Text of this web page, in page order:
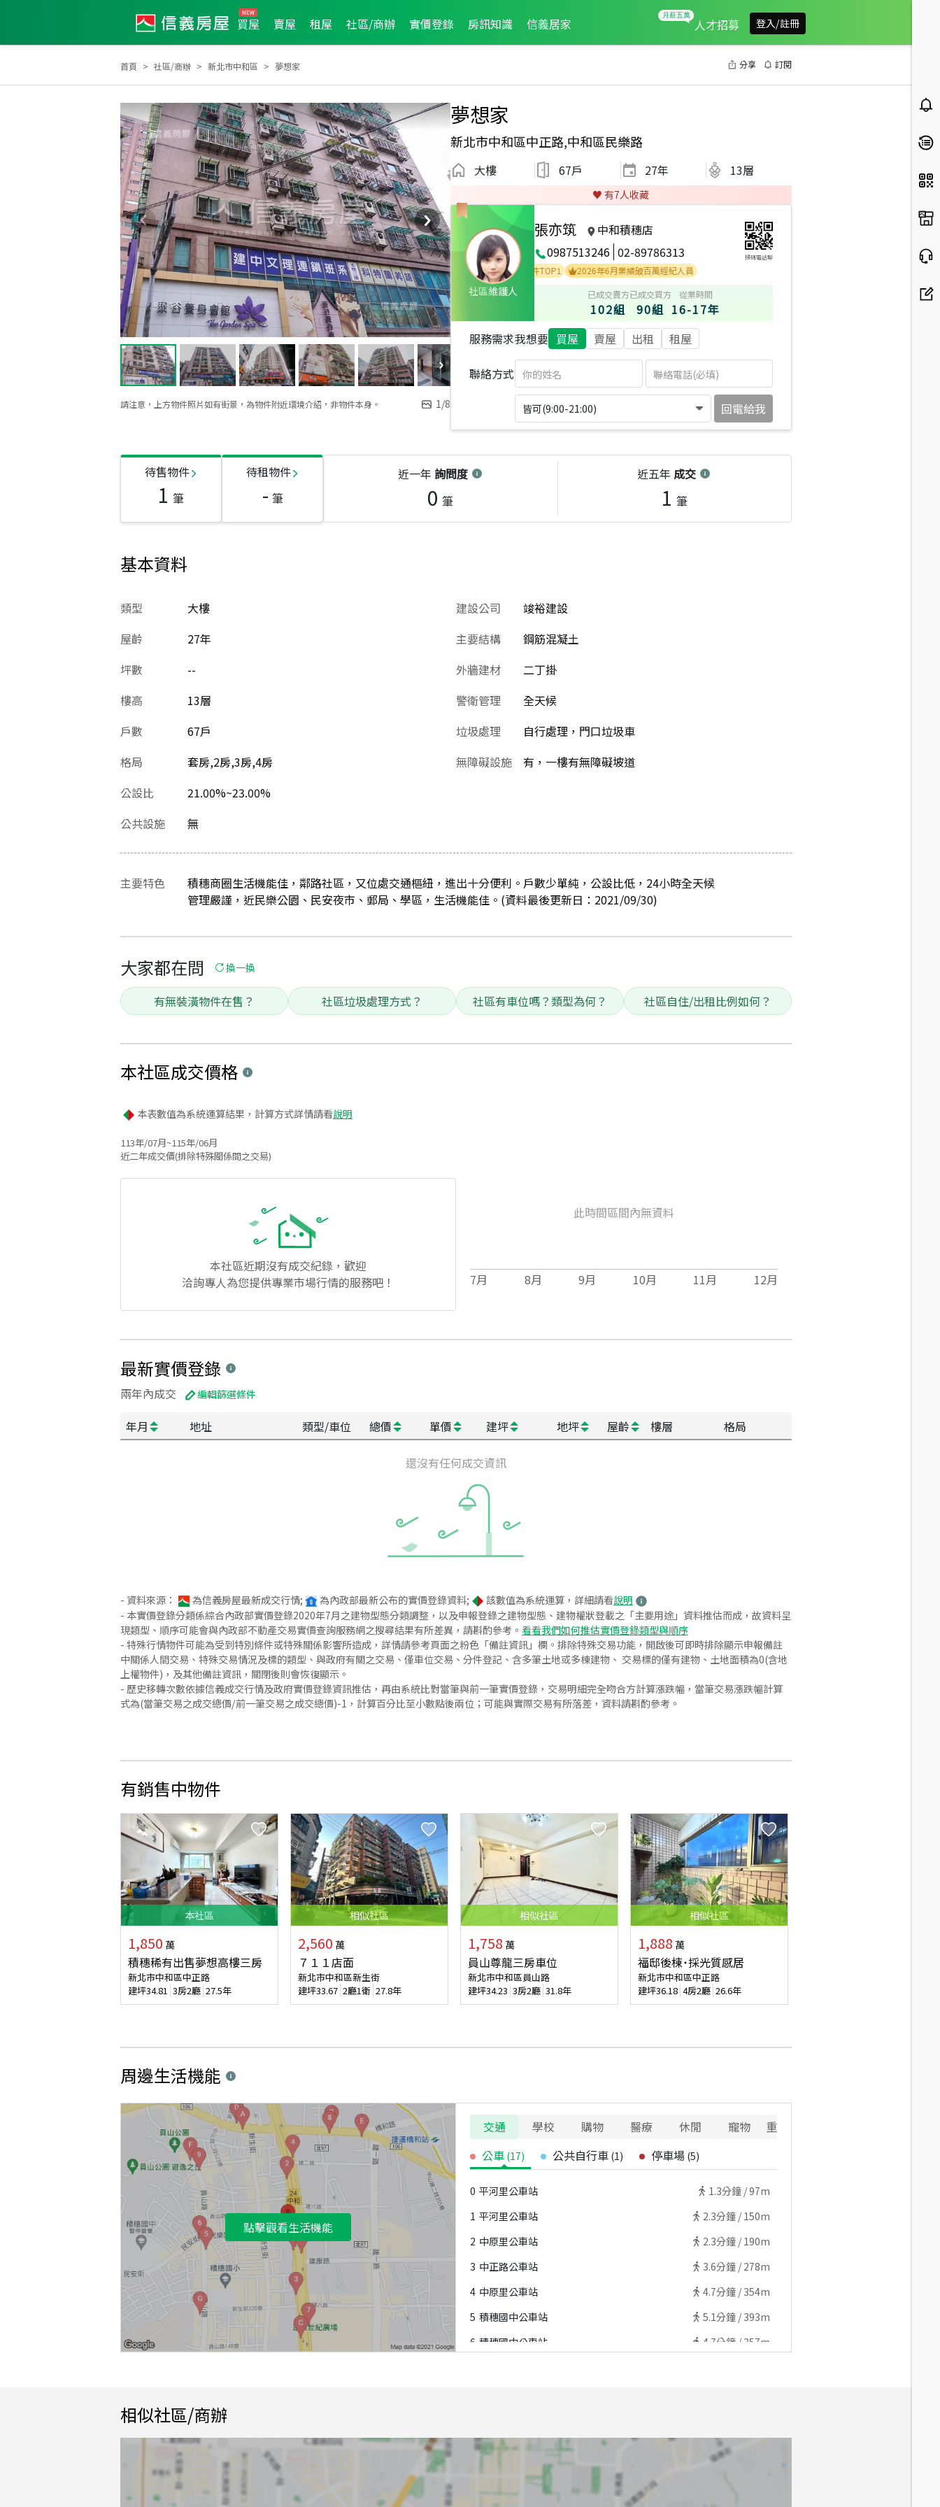
買屋 賣屋 租屋 社區/商辦 實價登錄 房訊知識 信義居家 人才招募 登入/註冊
首頁 社區/商辦 新北市中和區 夢想家 分享 訂閱
請注意，上方物件照片如有街景，為物件附近環境介紹，非物件本身。 1/8
夢想家
新北市中和區中正路,中和區民樂路
大樓 67戶 27年 13層
♥️ 有7人收藏
社區維護人
張亦筑
中和積穗店
0987513246 02-89786313 掃碼電話聊
2026年第2季度服務品質獎 2022年6月區業績TOP1 2022年10月區成件TOP2 2022年6月區成件TOP1
2026年6月業績破百萬經紀人員
已成交賣方
102組
已成交買方
90組
從業時間
16-17年
服務需求我想要 買屋 賣屋 出租 租屋
聯絡方式
皆可(9:00-21:00) 回電給我
待售物件
1 筆
待租物件
- 筆
近一年 詢問度
0 筆
近五年 成交
1 筆
基本資料
類型
大樓
屋齡
27年
坪數
--
樓高
13層
戶數
67戶
格局
套房,2房,3房,4房
公設比
21.00%~23.00%
建設公司
竣裕建設
主要結構
鋼筋混凝土
外牆建材
二丁掛
警衛管理
全天候
垃圾處理
自行處理，門口垃圾車
無障礙設施
有，一樓有無障礙坡道
公共設施 無
主要特色
積穗商圈生活機能佳，鄰路社區，又位處交通樞紐，進出十分便利。戶數少單純，公設比低，24小時全天候
管理嚴謹，近民樂公園、民安夜市、郵局、學區，生活機能佳。(資料最後更新日：2021/09/30)
大家都在問 換一換
有無裝潢物件在售？ 社區垃圾處理方式？ 社區有車位嗎？類型為何？ 社區自住/出租比例如何？
本社區成交價格
本表數值為系統運算結果，計算方式詳情請看說明
113年/07月~115年/06月
近二年成交價(排除特殊關係間之交易)
本社區近期沒有成交紀錄，歡迎
洽詢專人為您提供專業市場行情的服務吧！
此時間區間內無資料
7月 8月 9月 10月 11月 12月
最新實價登錄
兩年內成交 編輯篩選條件
年月 地址 類型/車位 總價 單價 建坪 地坪 屋齡 樓層 格局
還沒有任何成交資訊
- 資料來源： 為信義房屋最新成交行情; 為內政部最新公布的實價登錄資料; 該數值為系統運算，詳細請看說明
- 本實價登錄分類係綜合內政部實價登錄2020年7月之建物型態分類調整，以及申報登錄之建物型態、建物權狀登載之「主要用途」資料推估而成，故資料呈
現類型、順序可能會與內政部不動產交易實價查詢服務網之搜尋結果有所差異，請斟酌參考。 看看我們如何推估實價登錄類型與順序
- 特殊行情物件可能為受到特別條件或特殊關係影響所造成，詳情請參考頁面之粉色「備註資訊」欄。排除特殊交易功能，開啟後可即時排除顯示申報備註
中關係人間交易、特殊交易情況及標的類型、與政府有關之交易、僅車位交易、分件登記、含多筆土地或多棟建物、 交易標的僅有建物、土地面積為0(含地
上權物件)，及其他備註資訊，關閉後則會恢復顯示。
- 歷史移轉次數依據信義成交行情及政府實價登錄資訊推估，再由系統比對當筆與前一筆實價登錄，交易明細完全吻合方計算漲跌幅，當筆交易漲跌幅計算
式為(當筆交易之成交總價/前一筆交易之成交總價)-1，計算百分比至小數點後兩位；可能與實際交易有所落差，資料請斟酌參考。
有銷售中物件
本社區
1,850 萬
積穗稀有出售夢想高樓三房
新北市中和區中正路
建坪34.81 3房2廳 27.5年
相似社區
2,560 萬
７１１店面
新北市中和區新生街
建坪33.67 2廳1衛 27.8年
相似社區
1,758 萬
員山尊龍三房車位
新北市中和區員山路
建坪34.23 3房2廳 31.8年
相似社區
1,888 萬
福邸後棟˙採光質感居
新北市中和區中正路
建坪36.18 4房2廳 26.6年
周邊生活機能
點擊觀看生活機能
交通 學校 購物 醫療 休閒 寵物
重要設施
公車 (17) 公共自行車 (1) 停車場 (5)
0 平河里公車站 1.3分鐘 /97m
1 平河里公車站 2.3分鐘 / 150m
2 中原里公車站 2.3分鐘 / 190m
3 中正路公車站 3.6分鐘 / 278m
4 中原里公車站 4.7分鐘 / 354m
5 積穗國中公車站 5.1分鐘 / 393m
6 積穗國中公車站 4.7分鐘 / 357m
A 中正中山路口公車站 6.7分鐘 /526m
中和國稅局公車站
心中市公車站 分鐘 /
相似社區/商辦